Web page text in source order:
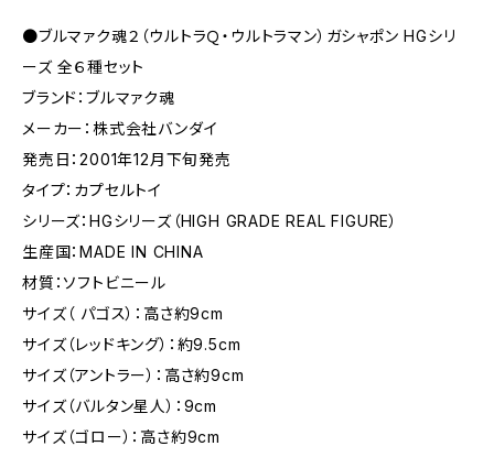
●ブルマァク魂２（ウルトラＱ・ウルトラマン）ガシャポン HGシリ
ーズ 全６種セット
ブランド：ブルマァク魂
メーカー：株式会社バンダイ
発売日：2001年12月下旬発売
タイプ：カプセルトイ
シリーズ：HGシリーズ（HIGH GRADE REAL FIGURE）
生産国：MADE IN CHINA
材質：ソフトビニール
サイズ（ パゴス）：高さ約9cm
サイズ（レッドキング）：約9.5cm
サイズ（アントラー）：高さ約9cm
サイズ（バルタン星人）：9cm
サイズ（ゴロー）：高さ約9cm